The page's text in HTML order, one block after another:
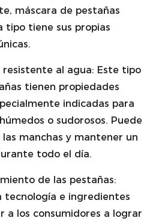
máscara de pestañas
tipo tiene sus propias
resistente al agua: Este tipo
tienen propiedades
indicadas para
o sudorosos. Puede
manchas y mantener un
todo el día.
de las pestañas:
tecnología e ingredientes
a los consumidores a lograr